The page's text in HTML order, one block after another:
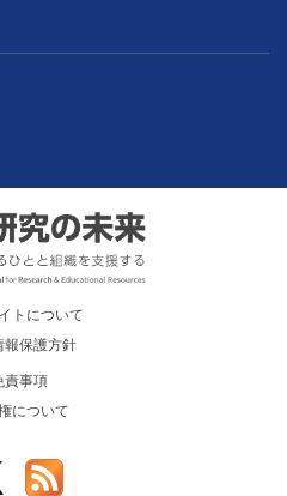
トについて
報保護方針
責事項
について